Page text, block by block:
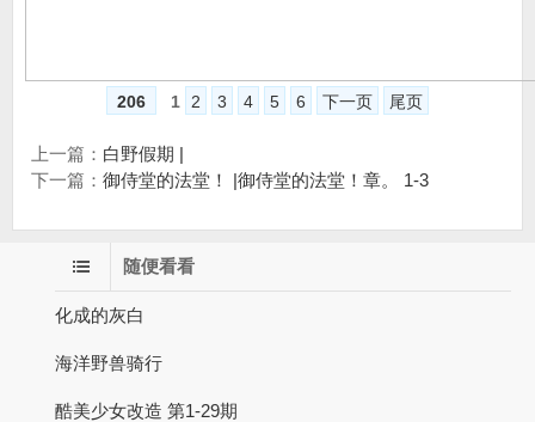
206 1 2 3 4 5 6 下一页 尾页
上一篇： 白野假期 |
下一篇： 御侍堂的法堂！ |御侍堂的法堂！章。 1-3
随便看看
化成的灰白
海洋野兽骑行
酷美少女改造 第1-29期